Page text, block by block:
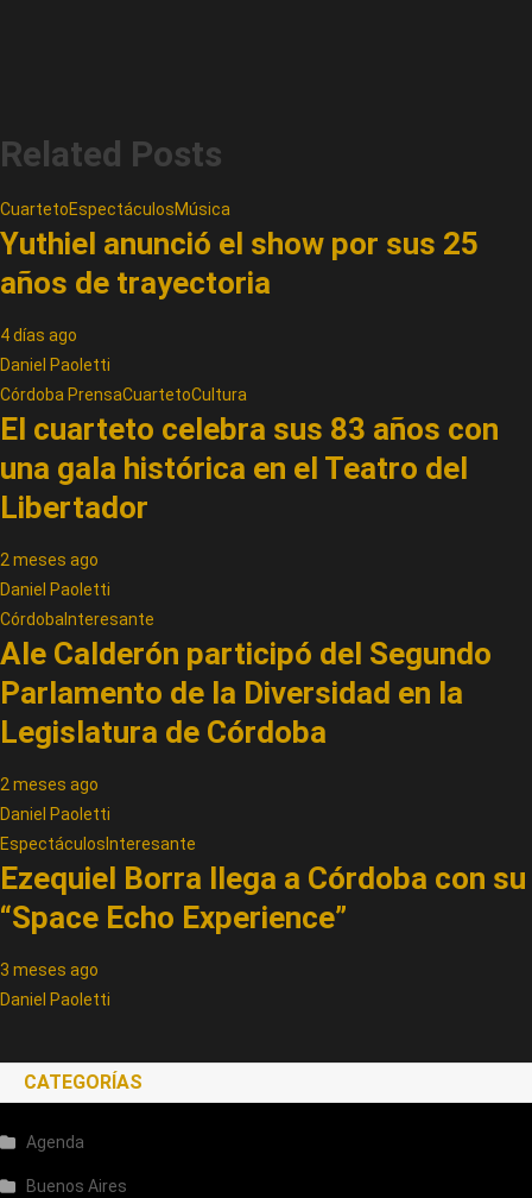
Related Posts
CuartetoEspectáculosMúsica
Yuthiel anunció el show por sus 25
años de trayectoria
4 días ago
Daniel Paoletti
Córdoba PrensaCuartetoCultura
El cuarteto celebra sus 83 años con
una gala histórica en el Teatro del
Libertador
2 meses ago
Daniel Paoletti
Córdoba Interesante
Ale Calderón participó del Segundo
Parlamento de la Diversidad en la
Legislatura de Córdoba
2 meses ago
Daniel Paoletti
Espectáculos Interesante
Ezequiel Borra llega a Córdoba con su
“Space Echo Experience”
3 meses ago
Daniel Paoletti
CATEGORÍAS
Agenda
Buenos Aires